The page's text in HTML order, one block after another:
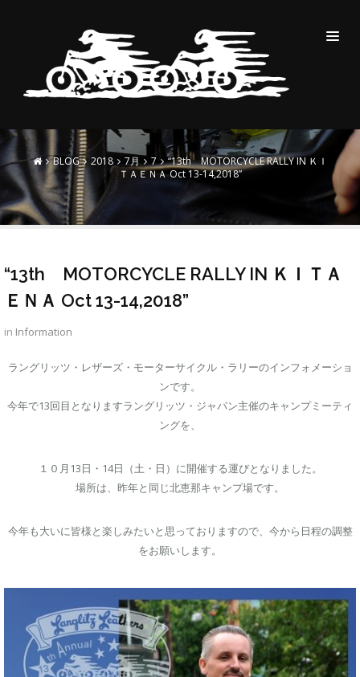
“13TH MOTORCYCLE
RALLY IN ＫＩＴＡＥＮＡ
OCT 13-14,2018”
BLOG 2018 7月 7
“13th MOTORCYCLE RALLY IN ＫＩ
ＴＡＥＮＡ Oct 13-14,2018”
“13th MOTORCYCLE RALLY IN ＫＩＴＡ
ＥＮＡ Oct 13-14,2018”
in Information
ラングリッツ・レザーズ・モーターサイクル・ラリーのインフォメーショ
ンです。
今年で13回目となりますラングリッツ・ジャパン主催のキャンプミーティ
ングを、
１０月13日・14日（土・日）に開催する運びとなりました。
場所は、昨年と同じ北恵那キャンプ場です。
今年も大いに皆様と楽しみたいと思っておりますので、今から日程の調整
をお願いします。